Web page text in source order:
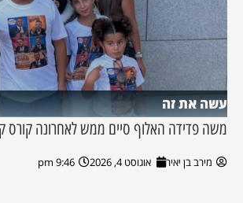
עשה את זה
משה פדידה האלוף סיים ממש לאחרונה קורס
מירב בן יאיר אוגוסט 4, 2026 9:46 pm